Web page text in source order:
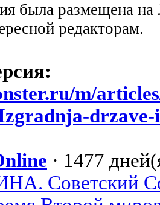
была размещена на
редакторам.
m/
· 1477
Советский